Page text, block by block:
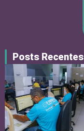
Posts Recentes